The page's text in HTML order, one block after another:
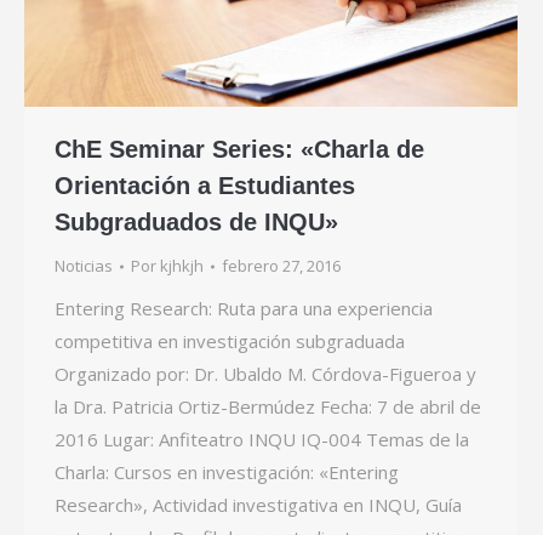
ChE Seminar Series: «Charla de
Orientación a Estudiantes
Subgraduados de INQU»
Noticias Por kjhkjh febrero 27, 2016
Entering Research: Ruta para una experiencia
competitiva en investigación subgraduada
Organizado por: Dr. Ubaldo M. Córdova-Figueroa y
la Dra. Patricia Ortiz-Bermúdez Fecha: 7 de abril de
2016 Lugar: Anfiteatro INQU IQ-004 Temas de la
Charla: Cursos en investigación: «Entering
Research», Actividad investigativa en INQU, Guía